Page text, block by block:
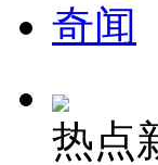
奇闻
热点